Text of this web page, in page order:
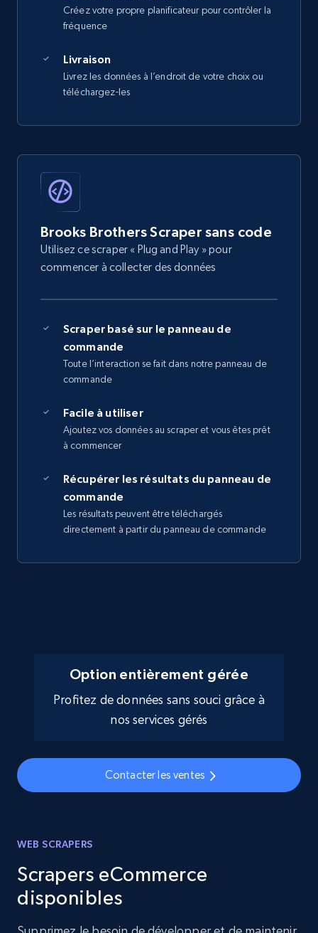
Créez votre propre planificateur pour contrôler la
fréquence
Livraison
Livrez les données à l’endroit de votre choix ou
téléchargez-les
Brooks Brothers Scraper sans code
Utilisez ce scraper « Plug and Play » pour
commencer à collecter des données
Scraper basé sur le panneau de
commande
Toute l’interaction se fait dans notre panneau de
commande
Facile à utiliser
Ajoutez vos données au scraper et vous êtes prêt
à commencer
Récupérer les résultats du panneau de
commande
Les résultats peuvent être téléchargés
directement à partir du panneau de commande
Option entièrement gérée
Profitez de données sans souci grâce à
nos services gérés
Contacter les ventes
WEB SCRAPERS
Scrapers eCommerce
disponibles